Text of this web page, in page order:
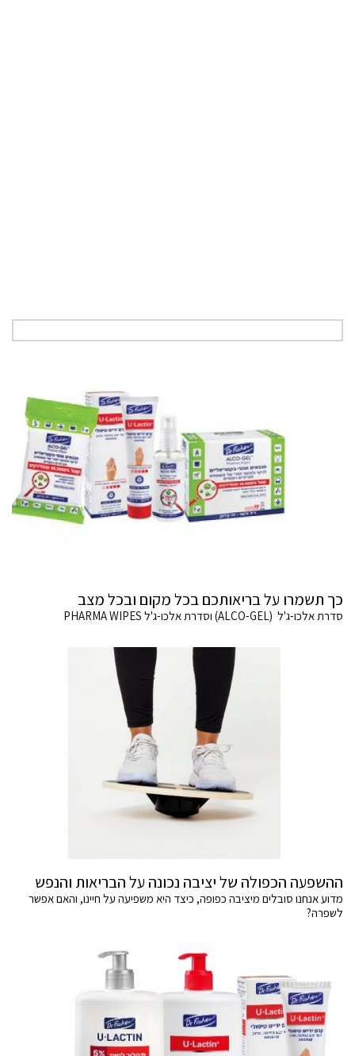
כך תשמרו על בריאותכם בכל מקום ובכל מצב
סדרת אלכו-ג'ל (ALCO-GEL) וסדרת אלכו-ג'ל PHARMA WIPES
ההשפעה הכפולה של יציבה נכונה על הבריאות והנפש
מדוע אנחנו סובלים מיציבה כפופה, כיצד היא משפיעה על חיינו, והאם אפשר
לשפרה?